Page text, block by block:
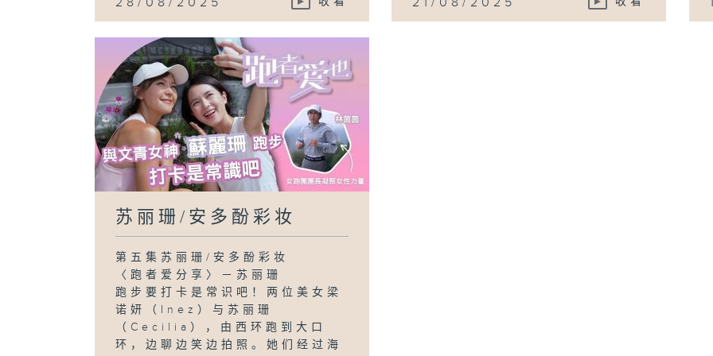
苏丽珊/安多酚彩妆
第五集苏丽珊/安多酚彩妆
〈跑者爱分享〉－苏丽珊
跑步要打卡是常识吧！两位美女梁
诺妍（Inez）与苏丽珊
（Cecilia），由西环跑到大口
环，边聊边笑边拍照。她们经过海